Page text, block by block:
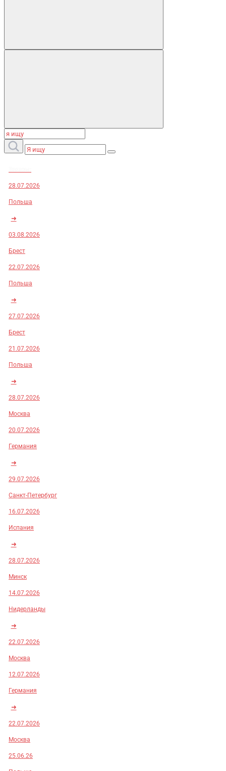
28.07.2026
Польша
➜
03.08.2026
Брест
22.07.2026
Польша
➜
27.07.2026
Брест
21.07.2026
Польша
➜
28.07.2026
Москва
20.07.2026
Германия
➜
29.07.2026
Санкт-Петербург
16.07.2026
Испания
➜
28.07.2026
Минск
14.07.2026
Нидерланды
➜
22.07.2026
Москва
12.07.2026
Германия
➜
22.07.2026
Москва
25.06.26